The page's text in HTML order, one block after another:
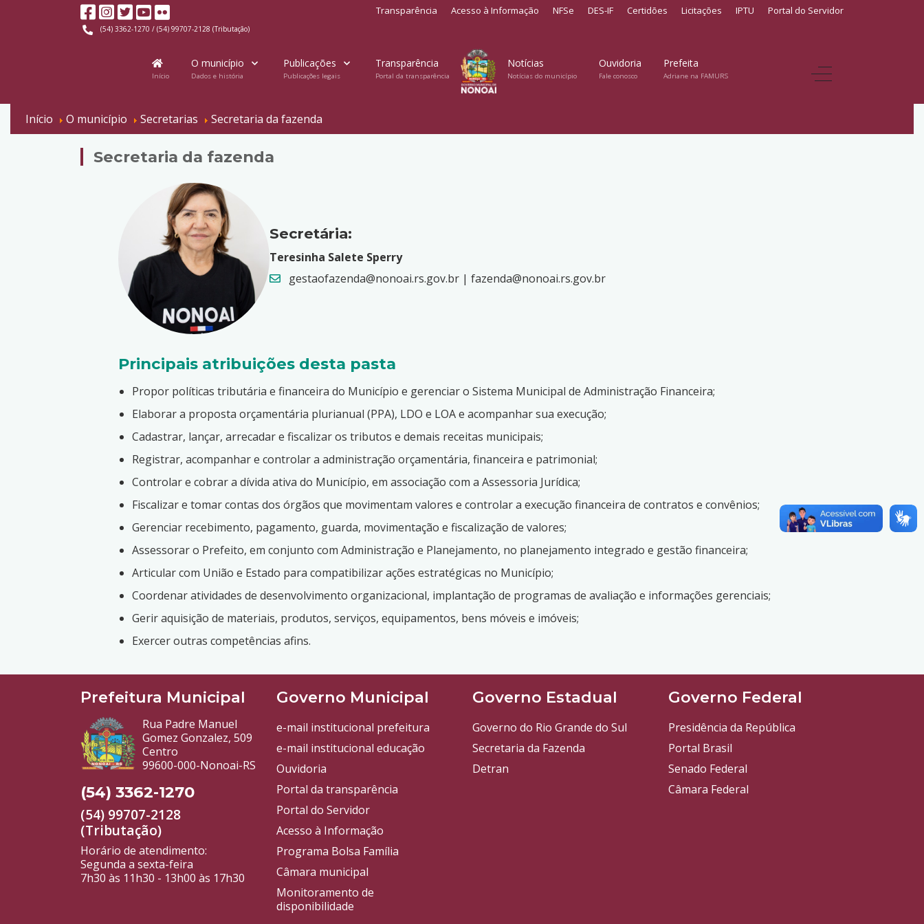
(54) 3362-1270 / (54) 99707-2128 (Tributação)
Transparência Acesso à Informação NFSe DES-IF Certidões Licitações IPTU Portal do Servidor
Início
O município
Dados e história
Publicações
Publicações legais
Transparência
Portal da transparência
Notícias
Notícias do município
Ouvidoria
Fale conosco
Prefeita
Adriane na FAMURS
Início O município Secretarias Secretaria da fazenda
Secretaria da fazenda
Secretária:
Teresinha Salete Sperry
gestaofazenda@nonoai.rs.gov.br | fazenda@nonoai.rs.gov.br
Principais atribuições desta pasta
Propor políticas tributária e financeira do Município e gerenciar o Sistema Municipal de Administração Financeira;
Elaborar a proposta orçamentária plurianual (PPA), LDO e LOA e acompanhar sua execução;
Cadastrar, lançar, arrecadar e fiscalizar os tributos e demais receitas municipais;
Registrar, acompanhar e controlar a administração orçamentária, financeira e patrimonial;
Controlar e cobrar a dívida ativa do Município, em associação com a Assessoria Jurídica;
Fiscalizar e tomar contas dos órgãos que movimentam valores e controlar a execução financeira de contratos e convênios;
Gerenciar recebimento, pagamento, guarda, movimentação e fiscalização de valores;
Assessorar o Prefeito, em conjunto com Administração e Planejamento, no planejamento integrado e gestão financeira;
Articular com União e Estado para compatibilizar ações estratégicas no Município;
Coordenar atividades de desenvolvimento organizacional, implantação de programas de avaliação e informações gerenciais;
Gerir aquisição de materiais, produtos, serviços, equipamentos, bens móveis e imóveis;
Exercer outras competências afins.
Prefeitura Municipal
Rua Padre Manuel
Gomez Gonzalez, 509
Centro
99600-000-Nonoai-RS
(54) 3362-1270
(54) 99707-2128
(Tributação)
Horário de atendimento:
Segunda a sexta-feira
7h30 às 11h30 - 13h00 às 17h30
Governo Municipal
e-mail institucional prefeitura
e-mail institucional educação
Ouvidoria
Portal da transparência
Portal do Servidor
Acesso à Informação
Programa Bolsa Família
Câmara municipal
Monitoramento de
disponibilidade
Governo Estadual
Governo do Rio Grande do Sul
Secretaria da Fazenda
Detran
Governo Federal
Presidência da República
Portal Brasil
Senado Federal
Câmara Federal